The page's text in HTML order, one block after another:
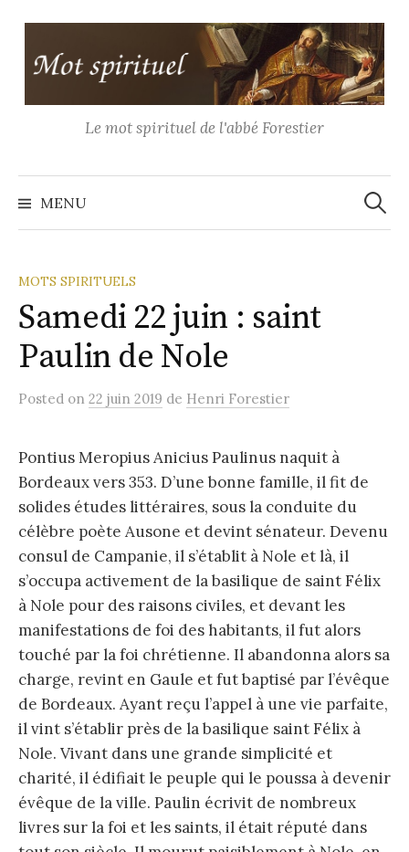
contenu
Le mot spirituel de l'abbé Forestier
MENU
MOTS SPIRITUELS
Samedi 22 juin : saint
Paulin de Nole
Posted on 22 juin 2019 de Henri Forestier
Pontius Meropius Anicius Paulinus naquit à
Bordeaux vers 353. D’une bonne famille, il fit de
solides études littéraires, sous la conduite du
célèbre poète Ausone et devint sénateur. Devenu
consul de Campanie, il s’établit à Nole et là, il
s’occupa activement de la basilique de saint Félix
à Nole pour des raisons civiles, et devant les
manifestations de foi des habitants, il fut alors
touché par la foi chrétienne. Il abandonna alors sa
charge, revint en Gaule et fut baptisé par l’évêque
de Bordeaux. Ayant reçu l’appel à une vie parfaite,
il vint s’établir près de la basilique saint Félix à
Nole. Vivant dans une grande simplicité et
charité, il édifiait le peuple qui le poussa à devenir
évêque de la ville. Paulin écrivit de nombreux
livres sur la foi et les saints, il était réputé dans